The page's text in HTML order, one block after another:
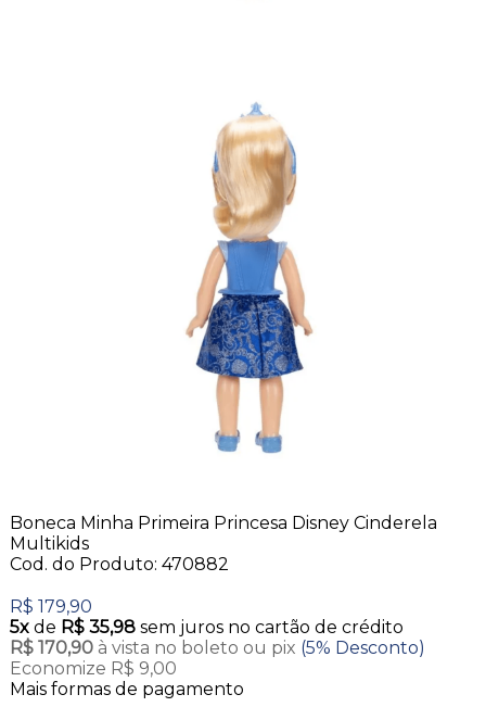
Boneca Minha Primeira Princesa Disney Cinderela
Multikids
Cod. do Produto: 470882
R$ 179,90
5xde R$ 35,98 sem juros no cartão de crédito
R$ 170,90 à vista no boleto ou pix (5% Desconto)
Economize R$ 9,00
Mais formas de pagamento